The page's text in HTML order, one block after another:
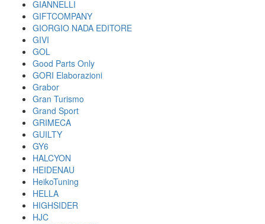
GIANNELLI
GIFTCOMPANY
GIORGIO NADA EDITORE
GIVI
GOL
Good Parts Only
GORI Elaborazioni
Grabor
Gran Turismo
Grand Sport
GRIMECA
GUILTY
GY6
HALCYON
HEIDENAU
HeikoTuning
HELLA
HIGHSIDER
HJC